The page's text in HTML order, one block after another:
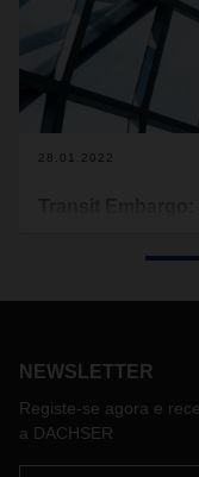
28.01.2022
Cargo, enfrenta
foram tomadas.
NEWSLETTER
Registe-se agora e
a DACHSER